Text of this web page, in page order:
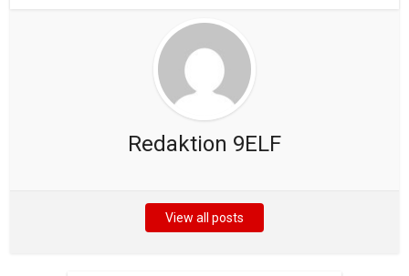
Redaktion 9ELF
View all posts